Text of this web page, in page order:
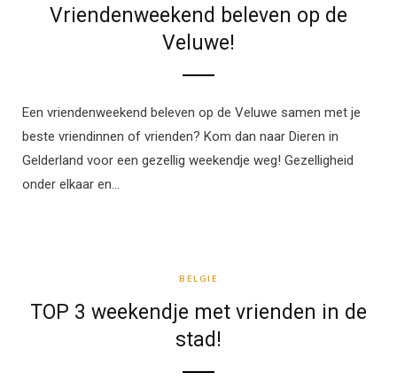
Vriendenweekend beleven op de
Veluwe!
Een vriendenweekend beleven op de Veluwe samen met je
beste vriendinnen of vrienden? Kom dan naar Dieren in
Gelderland voor een gezellig weekendje weg! Gezelligheid
onder elkaar en…
BELGIE
TOP 3 weekendje met vrienden in de
stad!